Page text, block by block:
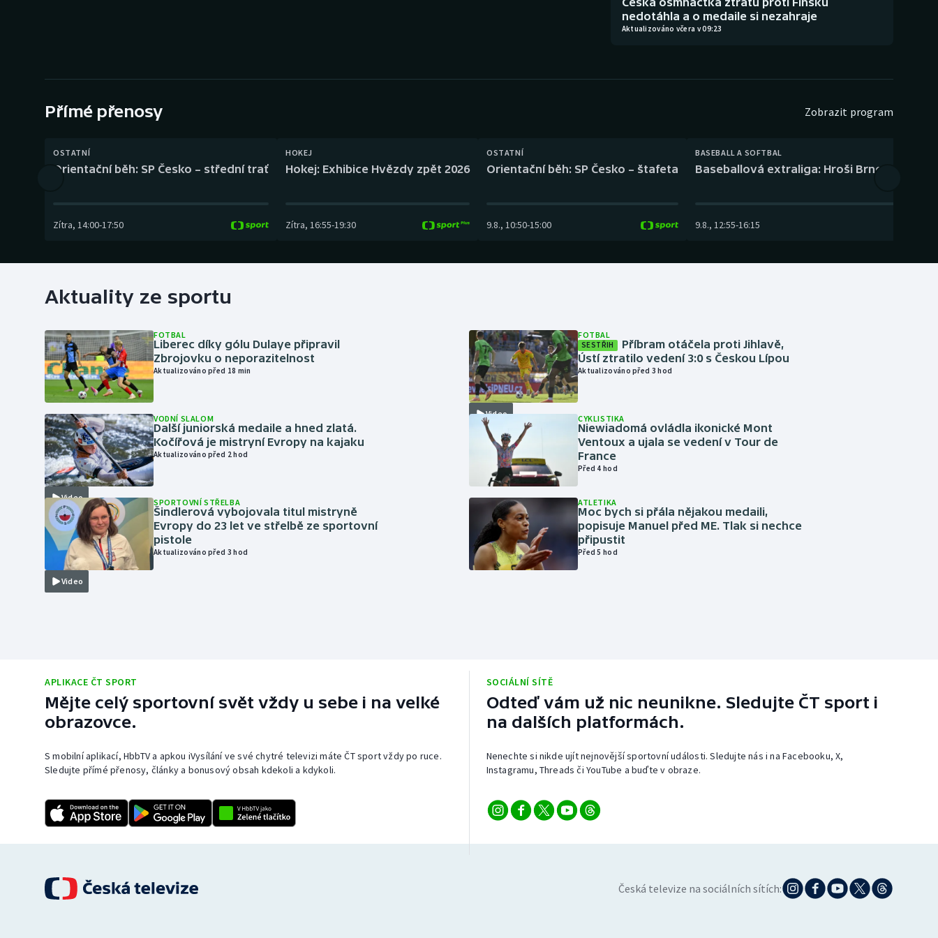
Gymnastika Plážový volejbal
nedotáhla a o medaile si nezahraje
Aktualizováno včera v 09:23
Přímé přenosy Zobrazit program
OSTATNÍ
Orientační běh: SP Česko – střední trať
Zítra, 14:00-17:50
HOKEJ
Hokej: Exhibice Hvězdy zpět 2026
Zítra, 16:55-19:30
OSTATNÍ
Orientační běh: SP Česko – štafeta
9.8., 10:50-15:00
BASEBALL A SOFTBAL
Baseballová extraliga: Hroši Brno – Eagles
9.8., 12:55-16:15
Aktuality ze sportu
FOTBAL
Liberec díky gólu Dulaye připravil
Zbrojovku o neporazitelnost
Aktualizováno před 18 min
Video
VODNÍ SLALOM
Další juniorská medaile a hned zlatá.
Kočířová je mistryní Evropy na kajaku
Aktualizováno před 2 hod
Video
SPORTOVNÍ STŘELBA
Šindlerová vybojovala titul mistryně
Evropy do 23 let ve střelbě ze sportovní
pistole
Aktualizováno před 3 hod
Video
FOTBAL
SESTŘIH
Příbram otáčela proti Jihlavě,
Ústí ztratilo vedení 3:0 s Českou Lípou
Aktualizováno před 3 hod
CYKLISTIKA
Niewiadomá ovládla ikonické Mont
Ventoux a ujala se vedení v Tour de
France
Před 4 hod
ATLETIKA
Moc bych si přála nějakou medaili,
popisuje Manuel před ME. Tlak si nechce
připustit
Před 5 hod
APLIKACE ČT SPORT
Mějte celý sportovní svět vždy u sebe i na velké
obrazovce.
S mobilní aplikací, HbbTV a apkou iVysílání ve své chytré televizi máte ČT sport vždy po ruce.
Sledujte přímé přenosy, články a bonusový obsah kdekoli a kdykoli.
SOCIÁLNÍ SÍTĚ
Odteď vám už nic neunikne. Sledujte ČT sport i
na dalších platformách.
Nenechte si nikde ujít nejnovější sportovní události. Sledujte nás i na Facebooku, X,
Instagramu, Threads či YouTube a buďte v obraze.
Česká televize na sociálních sítích: